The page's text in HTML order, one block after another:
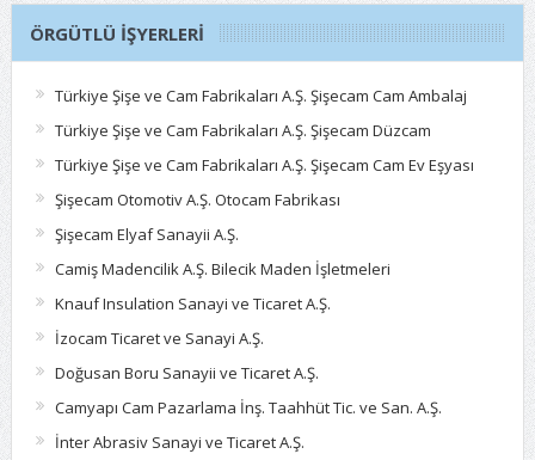
ÖRGÜTLÜ İŞYERLERI
Türkiye Şişe ve Cam Fabrikaları A.Ş. Şişecam Cam Ambalaj
Türkiye Şişe ve Cam Fabrikaları A.Ş. Şişecam Düzcam
Türkiye Şişe ve Cam Fabrikaları A.Ş. Şişecam Cam Ev Eşyası
Şişecam Otomotiv A.Ş. Otocam Fabrikası
Şişecam Elyaf Sanayii A.Ş.
Camiş Madencilik A.Ş. Bilecik Maden İşletmeleri
Knauf Insulation Sanayi ve Ticaret A.Ş.
İzocam Ticaret ve Sanayi A.Ş.
Doğusan Boru Sanayii ve Ticaret A.Ş.
Camyapı Cam Pazarlama İnş. Taahhüt Tic. ve San. A.Ş.
İnter Abrasiv Sanayi ve Ticaret A.Ş.